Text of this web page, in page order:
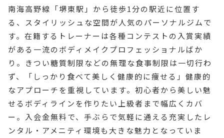
南海高野線「堺東駅」から徒歩1分の駅近に位置す
る、スタイリッシュな空間が人気のパーソナルジムで
す。在籍するトレーナーは各種コンテストの入賞実績
がある一流のボディメイクプロフェッショナルばか
り。きつい糖質制限などの無理な食事制限は一切行わ
ず、「しっかり食べて美しく健康的に痩せる」健康的
なアプローチを重視しています。初心者から美しい魅
せるボディラインを作りたい上級者まで幅広くカバ
ー。入会金無料で、手ぶらで気軽に通える充実したレ
ンタル・アメニティ環境も大きな魅力となっていま